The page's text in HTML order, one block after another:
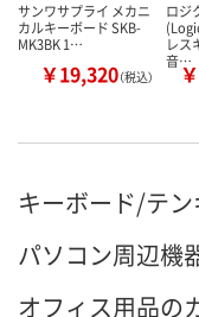
サンワサプライ メカニ
カルキーボード SKB-
MK3BK 1…
￥19,320（税込）
ロジ
レ
音…
キーボード/テ
パソコン周辺機
オフィス用品の